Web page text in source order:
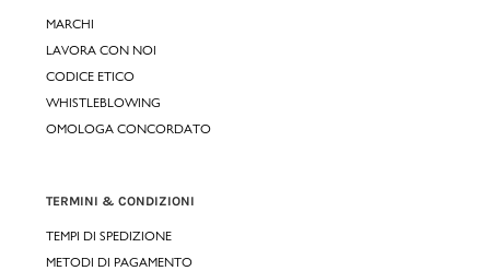
MARCHI
LAVORA CON NOI
CODICE ETICO
WHISTLEBLOWING
OMOLOGA CONCORDATO
TERMINI & CONDIZIONI
TEMPI DI SPEDIZIONE
METODI DI PAGAMENTO